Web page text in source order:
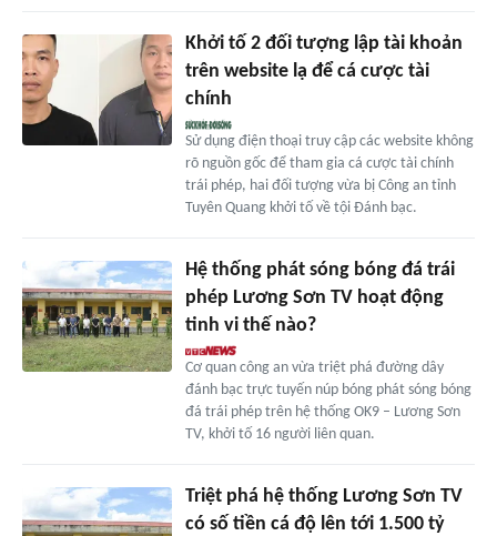
Khởi tố 2 đối tượng lập tài khoản
trên website lạ để cá cược tài
chính
Sử dụng điện thoại truy cập các website không
rõ nguồn gốc để tham gia cá cược tài chính
trái phép, hai đối tượng vừa bị Công an tỉnh
Tuyên Quang khởi tố về tội Đánh bạc.
Hệ thống phát sóng bóng đá trái
phép Lương Sơn TV hoạt động
tinh vi thế nào?
Cơ quan công an vừa triệt phá đường dây
đánh bạc trực tuyến núp bóng phát sóng bóng
đá trái phép trên hệ thống OK9 – Lương Sơn
TV, khởi tố 16 người liên quan.
Triệt phá hệ thống Lương Sơn TV
có số tiền cá độ lên tới 1.500 tỷ